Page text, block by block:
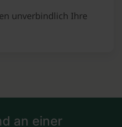
unverbindlich Ihre